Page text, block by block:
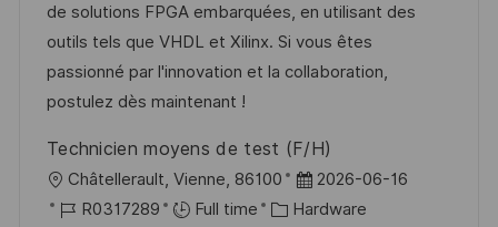
o
n
d
D
a
t
g
o
r
y
de solutions FPGA embarquées, en utilisant des
outils tels que VHDL et Xilinx. Si vous êtes
passionné par l'innovation et la collaboration,
postulez dès maintenant !
Technicien moyens de test (F/H)
L
o
Châtellerault, Vienne, 86100
P
o
2026-06-16
J
R0317289 Full time
C Hardware